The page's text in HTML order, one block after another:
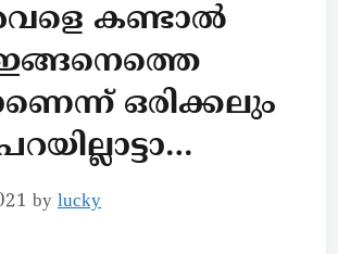
കണ്ടാൽ
ഒരിക്കലും
by lucky